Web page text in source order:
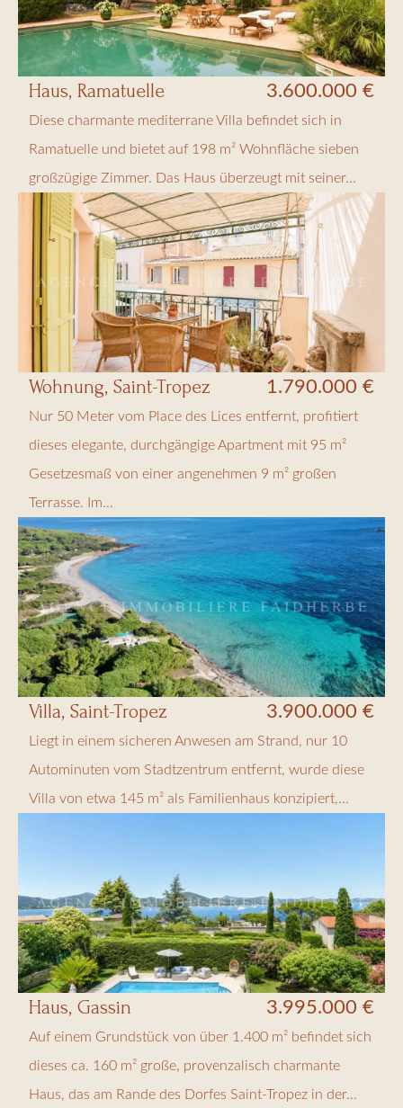
Haus, Ramatuelle 3.600.000 €
Diese charmante mediterrane Villa befindet sich in
Ramatuelle und bietet auf 198 m² Wohnfläche sieben
großzügige Zimmer. Das Haus überzeugt mit seiner...
Wohnung, Saint-Tropez 1.790.000 €
Nur 50 Meter vom Place des Lices entfernt, profitiert
dieses elegante, durchgängige Apartment mit 95 m²
Gesetzesmaß von einer angenehmen 9 m² großen
Terrasse. Im...
Villa, Saint-Tropez 3.900.000 €
Liegt in einem sicheren Anwesen am Strand, nur 10
Autominuten vom Stadtzentrum entfernt, wurde diese
Villa von etwa 145 m² als Familienhaus konzipiert,...
Haus, Gassin 3.995.000 €
Auf einem Grundstück von über 1.400 m² befindet sich
dieses ca. 160 m² große, provenzalisch charmante
Haus, das am Rande des Dorfes Saint-Tropez in der...